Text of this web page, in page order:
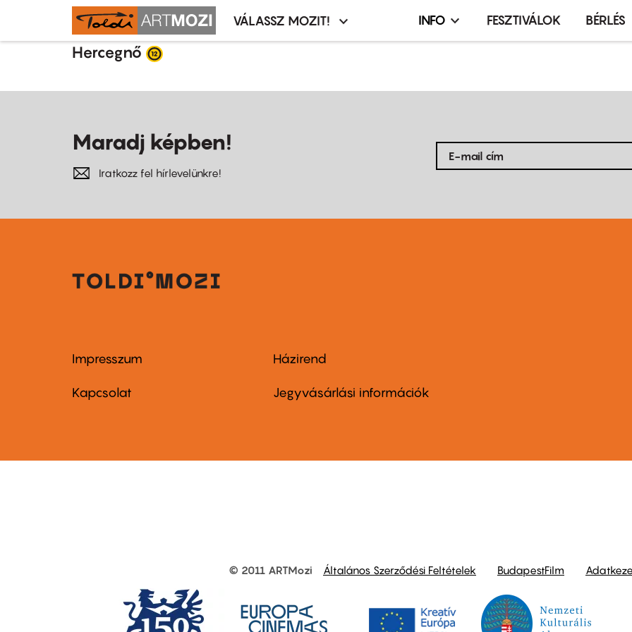
Moziválasztó
VÁLASSZ MOZIT!
Infó,
INFO FESZTIVÁLOK BÉRLÉS
Hercegnő
Maradj képben!
Iratkozz fel hírlevelünkre!
Footer
menu
Impresszum
Kapcsolat
Footer
menu
Házirend
Jegyvásárlási információk
other
© 2011 ARTMozi Általános Szerződési Feltételek BudapestFilm